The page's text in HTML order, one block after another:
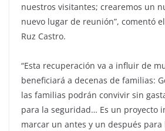
nuestros visitantes; crearemos un
nuevo lugar de reunión”, comentó
Ruz Castro.
“Esta recuperación va a influir de
beneficiará a decenas de familias:
las familias podrán convivir sin
para la seguridad… Es un proyecto
marcar un antes y un después para